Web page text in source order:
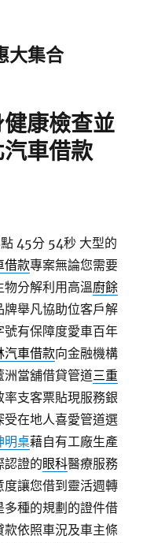
大集合
康檢查並
車借款
45分 54秒 大型的
借款專案無論您需要
分解利用高溫廚餘
舉凡協助位客戶解
號有保障度愛車百年
汽車借款向金融機構
洲當舖借貸管道三重
支客票貼現服務銀
受在地人喜愛管道選
明桌藉自有工廠生產
認證的眼科醫療服務
讓您借到靈活週轉
種的規劃的證件借
款依照車況及車主條